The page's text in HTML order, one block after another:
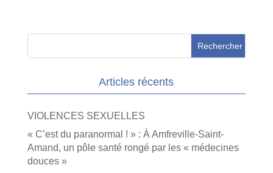
Articles récents
VIOLENCES SEXUELLES
« C’est du paranormal ! » : À Amfreville-Saint-
Amand, un pôle santé rongé par les « médecines
douces »